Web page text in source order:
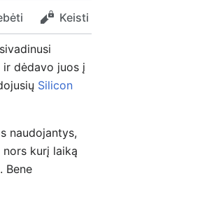
Keisti
dėdavo juos į
Silicon
naudojantys,
kurį laiką
. Bene